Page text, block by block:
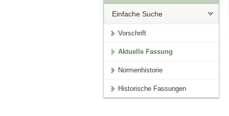
Einfache Suche
Vorschrift
Aktuelle Fassung
Normenhistorie
Historische Fassungen